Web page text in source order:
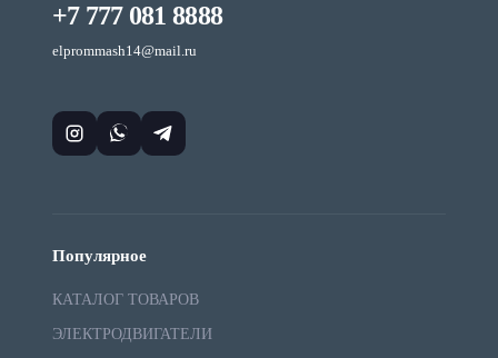
+7 777 081 8888
elprommash14@mail.ru
Популярное
КАТАЛОГ ТОВАРОВ
ЭЛЕКТРОДВИГАТЕЛИ